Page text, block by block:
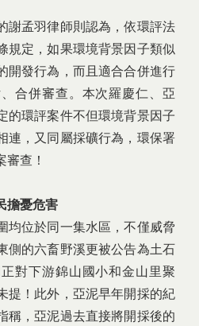
謝孟羽律師則認為，依環評法
規定，如果環境背景因子類似
開發行為，而且適合合併進行
合併審查。本次羅慶仁、亞
的環評案件不但環境背景因子
連，又同屬採礦行為，環保署
審查！
擔憂危害
均位於同一集水區，不僅威脅
側的六畜野溪更被公告為土石
對下游錦山國小和金山里聚
提！此外，亞泥早年開採的紀
稱，亞泥過去直接將開採後的